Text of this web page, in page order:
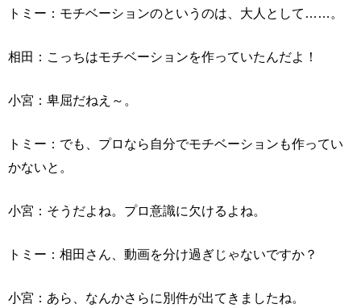
トミー：モチベーションのというのは、大人として……。
相田：こっちはモチベーションを作っていたんだよ！
小宮：卑屈だねえ～。
トミー：でも、プロなら自分でモチベーションも作ってい
かないと。
小宮：そうだよね。プロ意識に欠けるよね。
トミー：相田さん、動画を分け過ぎじゃないですか？
小宮：あら、なんかさらに別件が出てきましたね。